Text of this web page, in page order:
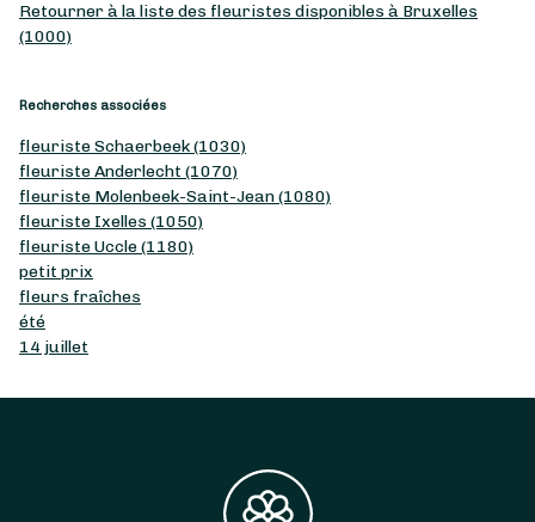
Retourner à la liste des fleuristes disponibles à Bruxelles
(1000)
Recherches associées
fleuriste Schaerbeek (1030)
fleuriste Anderlecht (1070)
fleuriste Molenbeek-Saint-Jean (1080)
fleuriste Ixelles (1050)
fleuriste Uccle (1180)
petit prix
fleurs fraîches
été
14 juillet